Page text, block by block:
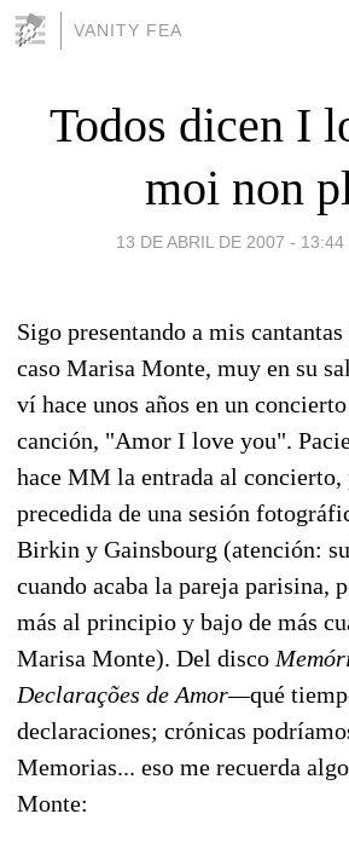
VANITY FEA
Todos dicen I
moi non
13 DE ABRIL DE 2007 - 13:44
Sigo presentando a mis
caso Marisa Monte, muy en su
ví hace unos años en un
canción, "Amor I love you".
hace MM la entrada al concierto,
precedida de una sesión
Birkin y Gainsbourg (atención:
cuando acaba la pareja parisina,
más al principio y bajo de más
Marisa Monte). Del disco
Declarações de Amor—qué
declaraciones; crónicas
Memorias... eso me recuerda
Monte: